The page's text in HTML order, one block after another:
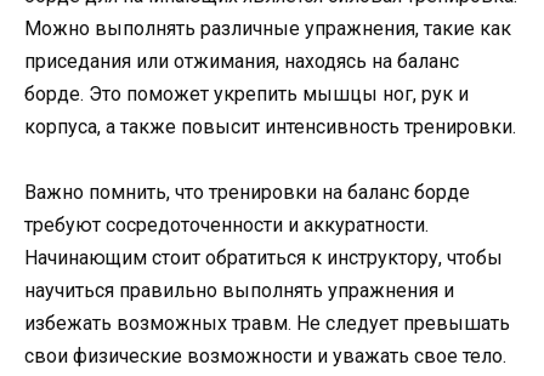
Можно выполнять различные упражнения, такие как
приседания или отжимания, находясь на баланс
борде. Это поможет укрепить мышцы ног, рук и
корпуса, а также повысит интенсивность тренировки.
Важно помнить, что тренировки на баланс борде
требуют сосредоточенности и аккуратности.
Начинающим стоит обратиться к инструктору, чтобы
научиться правильно выполнять упражнения и
избежать возможных травм. Не следует превышать
свои физические возможности и уважать свое тело.